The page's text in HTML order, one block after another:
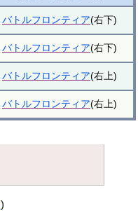
バトルフロンティア(右下)
バトルフロンティア(右下)
バトルフロンティア(右上)
バトルフロンティア(右上)
)